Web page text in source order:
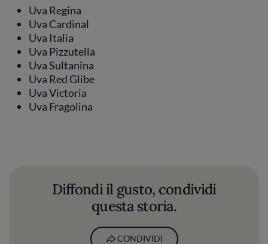
Uva Regina
Uva Cardinal
Uva Italia
Uva Pizzutella
Uva Sultanina
Uva Red Glibe
Uva Victoria
Uva Fragolina
Diffondi il gusto, condividi
questa storia.
CONDIVIDI